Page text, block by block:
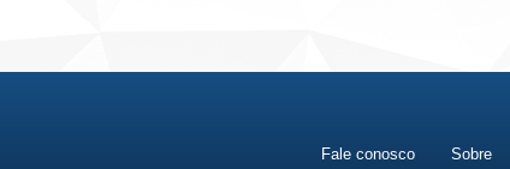
Fale conosco Sobre